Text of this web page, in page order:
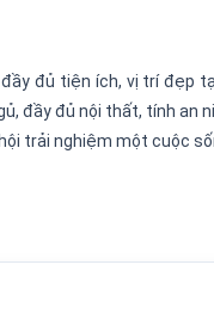
đủ tiện ích, vị trí đẹp
đầy đủ nội thất, tính an
trải nghiệm một cuộc